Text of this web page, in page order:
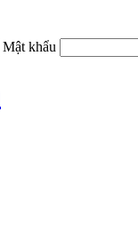
Mật khẩu